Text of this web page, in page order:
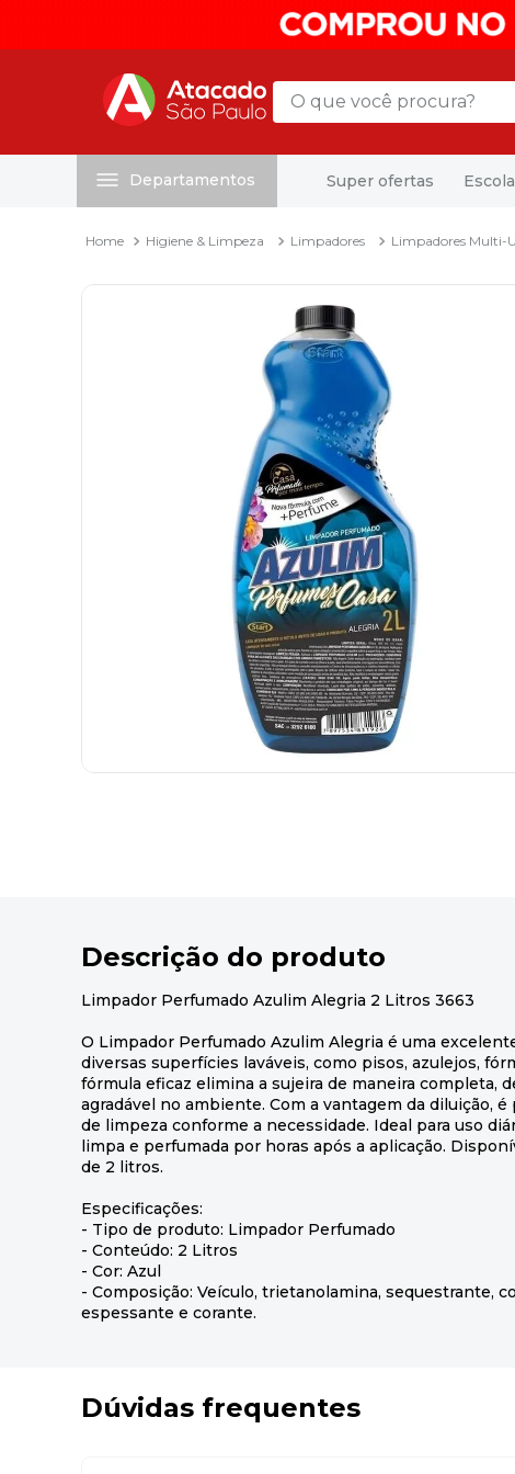
O que você procura?
Departamentos Super ofertas
Higiene & Limpeza Limpadores Limpadores Multi-
Descrição do produto
Limpador Perfumado Azulim Alegria 2 Litros 3663
O Limpador Perfumado Azulim Alegria é uma
diversas superfícies laváveis, como pisos, azulejos,
fórmula eficaz elimina a sujeira de maneira completa,
agradável no ambiente. Com a vantagem da diluição,
de limpeza conforme a necessidade. Ideal para uso
limpa e perfumada por horas após a aplicação.
de 2 litros.
Especificações:
- Tipo de produto: Limpador Perfumado
- Conteúdo: 2 Litros
- Cor: Azul
- Composição: Veículo, trietanolamina, sequestrante,
espessante e corante.
Dúvidas frequentes
mala